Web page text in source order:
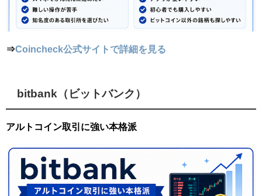
⇒Coincheck公式サイトで詳細を見る
bitbank（ビットバンク）
アルトコイン取引に強い本格派